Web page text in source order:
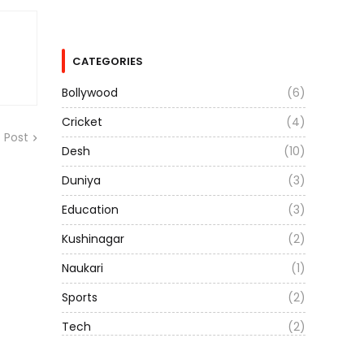
Post
CATEGORIES
Bollywood
(6)
Cricket
(4)
Desh
(10)
Duniya
(3)
Education
(3)
Kushinagar
(2)
Naukari
(1)
Sports
(2)
Tech
(2)